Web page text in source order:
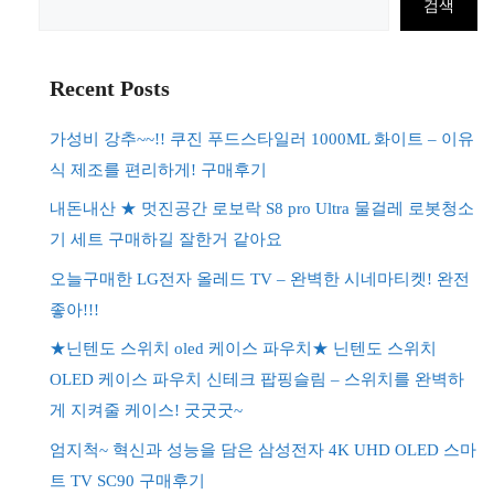
검색
Recent Posts
가성비 강추~~!! 쿠진 푸드스타일러 1000ML 화이트 – 이유
식 제조를 편리하게! 구매후기
내돈내산 ★ 멋진공간 로보락 S8 pro Ultra 물걸레 로봇청소
기 세트 구매하길 잘한거 같아요
오늘구매한 LG전자 올레드 TV – 완벽한 시네마티켓! 완전
좋아!!!
★닌텐도 스위치 oled 케이스 파우치★ 닌텐도 스위치
OLED 케이스 파우치 신테크 팝핑슬림 – 스위치를 완벽하
게 지켜줄 케이스! 굿굿굿~
엄지척~ 혁신과 성능을 담은 삼성전자 4K UHD OLED 스마
트 TV SC90 구매후기